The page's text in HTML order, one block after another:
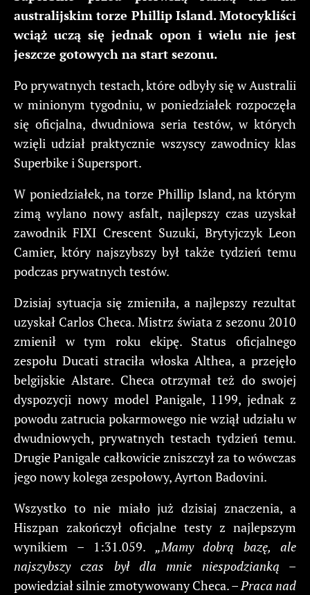
australijskim torze Phillip Island. Motocykliści
wciąż uczą się jednak opon i wielu nie jest
jeszcze gotowych na start sezonu.
Po prywatnych testach, które odbyły się w Australii
w minionym tygodniu, w poniedziałek rozpoczęła
się oficjalna, dwudniowa seria testów, w których
wzięli udział praktycznie wszyscy zawodnicy klas
Superbike i Supersport.
W poniedziałek, na torze Phillip Island, na którym
zimą wylano nowy asfalt, najlepszy czas uzyskał
zawodnik FIXI Crescent Suzuki, Brytyjczyk Leon
Camier, który najszybszy był także tydzień temu
podczas prywatnych testów.
Dzisiaj sytuacja się zmieniła, a najlepszy rezultat
uzyskał Carlos Checa. Mistrz świata z sezonu 2010
zmienił w tym roku ekipę. Status oficjalnego
zespołu Ducati straciła włoska Althea, a przejęło
belgijskie Alstare. Checa otrzymał też do swojej
dyspozycji nowy model Panigale, 1199, jednak z
powodu zatrucia pokarmowego nie wziął udziału w
dwudniowych, prywatnych testach tydzień temu.
Drugie Panigale całkowicie zniszczył za to wówczas
jego nowy kolega zespołowy, Ayrton Badovini.
Wszystko to nie miało już dzisiaj znaczenia, a
Hiszpan zakończył oficjalne testy z najlepszym
wynikiem – 1:31.059. „Mamy dobrą bazę, ale
najszybszy czas był dla mnie niespodzianką –
powiedział silnie zmotywowany Checa. – Praca nad